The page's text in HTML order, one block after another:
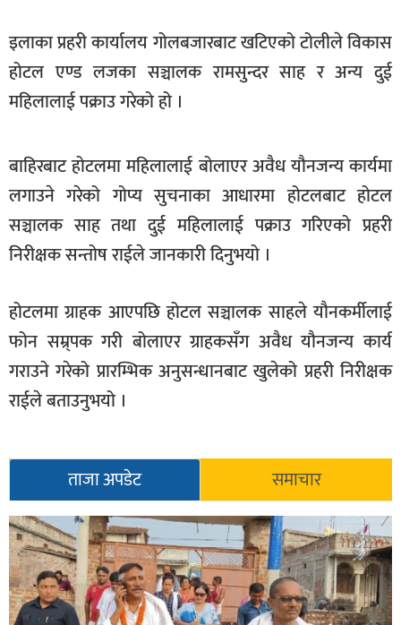
खेलकुद
मनोरञ्जन
फोटो
भिडियो
अन्य
समाज
विचार
स्वास्थ्य
इलाका प्रहरी कार्यालय गोलबजारबाट खटिएको टोलीले विकास
होटल एण्ड लजका सञ्चालक रामसुन्दर साह र अन्य दुई
महिलालाई पक्राउ गरेको हो ।
बाहिरबाट होटलमा महिलालाई बोलाएर अवैध यौनजन्य कार्यमा
लगाउने गरेको गोप्य सुचनाका आधारमा होटलबाट होटल
सञ्चालक साह तथा दुई महिलालाई पक्राउ गरिएको प्रहरी
निरीक्षक सन्तोष राईले जानकारी दिनुभयो ।
होटलमा ग्राहक आएपछि होटल सञ्चालक साहले यौनकर्मीलाई
फोन सम्र्पक गरी बोलाएर ग्राहकसँग अवैध यौनजन्य कार्य
गराउने गरेको प्रारम्भिक अनुसन्धानबाट खुलेको प्रहरी निरीक्षक
राईले बताउनुभयो ।
ताजा अपडेट समाचार